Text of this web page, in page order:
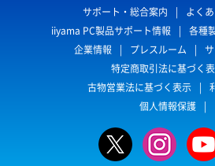
サポート・総合案内
よく
iiyama PC製品サポート情報
各種
企業情報
プレスルーム
特定商取引法に基づく
古物営業法に基づく表示
個人情報保護